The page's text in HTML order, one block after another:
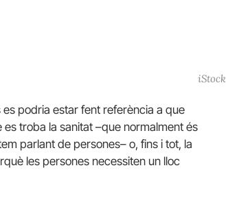
iStock
podria estar fent referència a que
troba la sanitat –que normalment és
parlant de persones– o, fins i tot, la
les persones necessiten un lloc